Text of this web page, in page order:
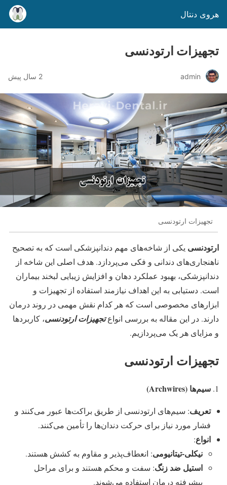
هروی دنتال
تجهیزات ارتودنسی
admin 2 سال پیش
تجهیزات ارتودنسی
ارتودنسی یکی از شاخه‌های مهم دندانپزشکی است که به تصحیح
ناهنجاری‌های دندانی و فکی می‌پردازد. هدف اصلی این شاخه از
دندانپزشکی، بهبود عملکرد دهان و افزایش زیبایی لبخند بیماران
است. دستیابی به این اهداف نیازمند استفاده از تجهیزات و
ابزارهای مخصوصی است که هر کدام نقش مهمی در روند درمان
دارند. در این مقاله به بررسی انواعتجهیزات ارتودنسی، کاربردها
و مزایای هر یک می‌پردازیم.
تجهیزات ارتودنسی
سیم‌ها (Archwires)
تعریف: سیم‌های ارتودنسی از طریق براکت‌ها عبور می‌کنند و
فشار مورد نیاز برای حرکت دندان‌ها را تأمین می‌کنند.
انواع:
نیکلی-تیتانیومی: انعطاف‌پذیر و مقاوم به کشش هستند.
استیل ضد زنگ: سفت و محکم هستند و برای مراحل
پیشرفته درمان استفاده می‌شوند.